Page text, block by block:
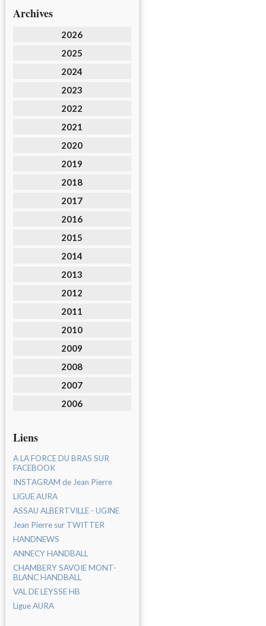
Archives
2026
2025
2024
2023
2022
2021
2020
2019
2018
2017
2016
2015
2014
2013
2012
2011
2010
2009
2008
2007
2006
Liens
A LA FORCE DU BRAS SUR
FACEBOOK
INSTAGRAM de Jean Pierre
LIGUE AURA
ASSAU ALBERTVILLE - UGINE
Jean Pierre sur TWITTER
HANDNEWS
ANNECY HANDBALL
CHAMBERY SAVOIE MONT-
BLANC HANDBALL
VAL DE LEYSSE HB
Ligue AURA